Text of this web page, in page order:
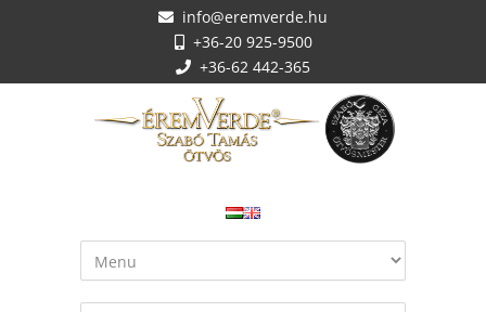
info@eremverde.hu
+36-20 925-9500
+36-62 442-365